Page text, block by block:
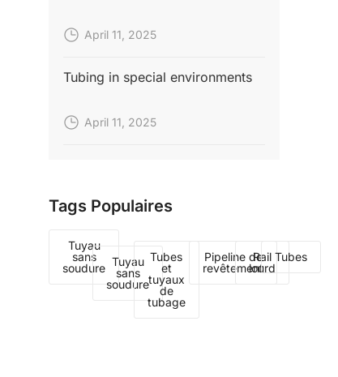
April 11, 2025
Tubing in special environments
April 11, 2025
Tags Populaires
Tuyau
sans
soudure Tuyau
sans
soudure
Tubes
et
tuyaux
de
tubage
Pipeline de
revêtement
Rail
lourd
Tubes